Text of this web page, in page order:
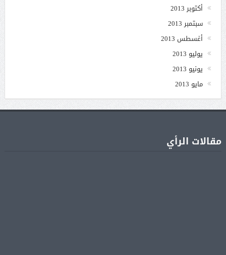
أكتوبر 2013
سبتمبر 2013
أغسطس 2013
يوليو 2013
يونيو 2013
مايو 2013
مقالات الرأي